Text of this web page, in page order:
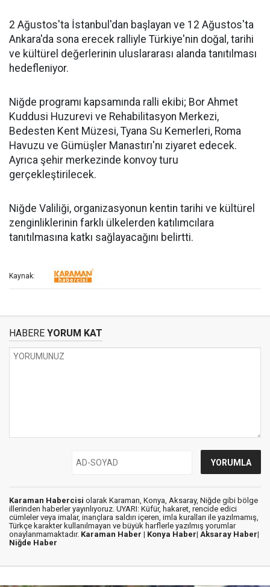
2 Ağustos'ta İstanbul'dan başlayan ve 12 Ağustos'ta
Ankara'da sona erecek ralliyle Türkiye'nin doğal, tarihi
ve kültürel değerlerinin uluslararası alanda tanıtılması
hedefleniyor.
Niğde programı kapsamında ralli ekibi; Bor Ahmet
Kuddusi Huzurevi ve Rehabilitasyon Merkezi,
Bedesten Kent Müzesi, Tyana Su Kemerleri, Roma
Havuzu ve Gümüşler Manastırı'nı ziyaret edecek.
Ayrıca şehir merkezinde konvoy turu
gerçekleştirilecek.
Niğde Valiliği, organizasyonun kentin tarihi ve kültürel
zenginliklerinin farklı ülkelerden katılımcılara
tanıtılmasına katkı sağlayacağını belirtti.
Kaynak:
HABERE YORUM KAT
Karaman Habercisi olarak Karaman, Konya, Aksaray, Niğde gibi bölge
illerinden haberler yayınlıyoruz. UYARI: Küfür, hakaret, rencide edici
cümleler veya imalar, inançlara saldırı içeren, imla kuralları ile yazılmamış,
Türkçe karakter kullanılmayan ve büyük harflerle yazılmış yorumlar
onaylanmamaktadır. Karaman Haber | Konya Haber| Aksaray Haber|
Niğde Haber